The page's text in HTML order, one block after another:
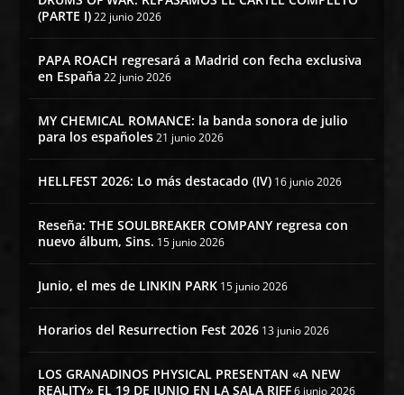
(PARTE I) 22 junio 2026
PAPA ROACH regresará a Madrid con fecha exclusiva
en España 22 junio 2026
MY CHEMICAL ROMANCE: la banda sonora de julio
para los españoles 21 junio 2026
HELLFEST 2026: Lo más destacado (IV) 16 junio 2026
Reseña: THE SOULBREAKER COMPANY regresa con
nuevo álbum, Sins. 15 junio 2026
Junio, el mes de LINKIN PARK 15 junio 2026
Horarios del Resurrection Fest 2026 13 junio 2026
LOS GRANADINOS PHYSICAL PRESENTAN «A NEW
REALITY» EL 19 DE JUNIO EN LA SALA RIFF 6 junio 2026